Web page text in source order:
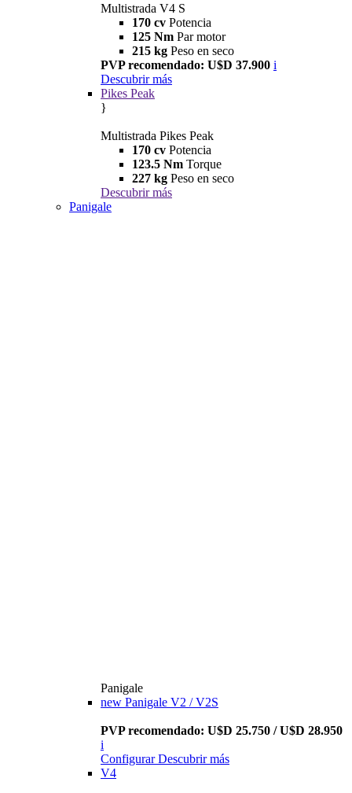
Multistrada V4 S
170 cv Potencia
125 Nm Par motor
215 kg Peso en seco
PVP recomendado: U$D 37.900 i
Descubrir más
Pikes Peak
}
Multistrada Pikes Peak
170 cv Potencia
123.5 Nm Torque
227 kg Peso en seco
Descubrir más
Panigale
Panigale
new Panigale V2 / V2S
PVP recomendado: U$D 25.750 / U$D 28.950
i
Configurar Descubrir más
V4